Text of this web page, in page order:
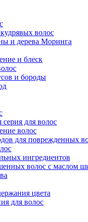
волос
и дерева Моринга
и блеск
и бороды
для волос
волос
для поврежденных
ингредиентов
волос с маслом
цвета
для волос